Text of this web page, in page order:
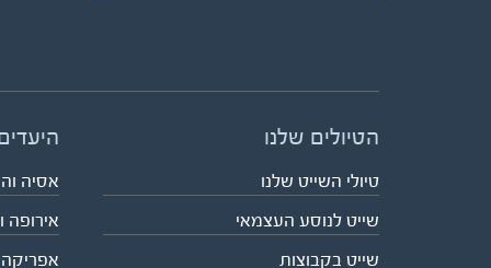
הטיולים שלנו
טיולי השייט שלנו
שייט לנוסע העצמאי
שייט בקבוצות
אסיה
אירופה
אפריקה